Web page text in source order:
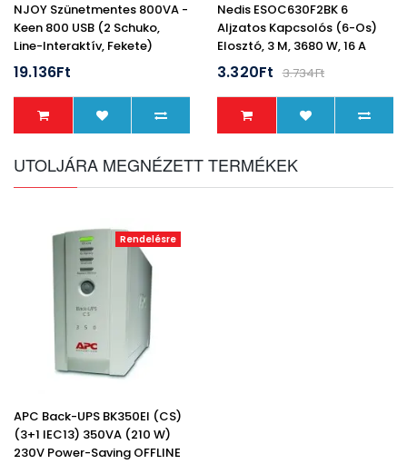
NJOY Szünetmentes 800VA -
Keen 800 USB (2 Schuko,
Line-Interaktív, Fekete)
19.136Ft
Nedis ESOC630F2BK 6
Aljzatos Kapcsolós (6-Os)
Elosztó, 3 M, 3680 W, 16 A
3.320Ft 3.734Ft
UTOLJÁRA MEGNÉZETT TERMÉKEK
Rendelésre
APC Back-UPS BK350EI (CS)
(3+1 IEC13) 350VA (210 W)
230V Power-Saving OFFLINE